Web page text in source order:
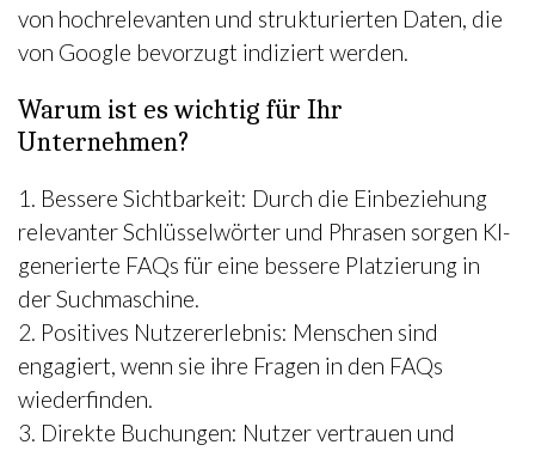
von hochrelevanten und strukturierten Daten, die
von Google bevorzugt indiziert werden.
Warum ist es wichtig für Ihr
Unternehmen?
1. Bessere Sichtbarkeit: Durch die Einbeziehung
relevanter Schlüsselwörter und Phrasen sorgen KI-
generierte FAQs für eine bessere Platzierung in
der Suchmaschine.
2. Positives Nutzererlebnis: Menschen sind
engagiert, wenn sie ihre Fragen in den FAQs
wiederfinden.
3. Direkte Buchungen: Nutzer vertrauen und